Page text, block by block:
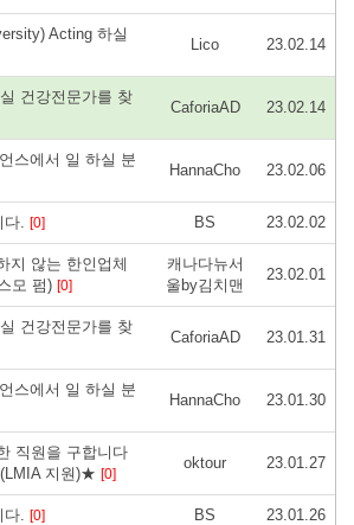
Acting 하실
Lico 23.02.14
건강전문가를 찾
CaforiaAD 23.02.14
스에서 일 하실 분
HannaCho 23.02.06
. [0] BS 23.02.02
지 않는 한인업체
모 펌) [0]
캐나다뉴서
울by김치맨
23.02.01
건강전문가를 찾
CaforiaAD 23.01.31
스에서 일 하실 분
HannaCho 23.01.30
직원을 구합니다
지원)★ [0]
oktour 23.01.27
. [0] BS 23.01.26